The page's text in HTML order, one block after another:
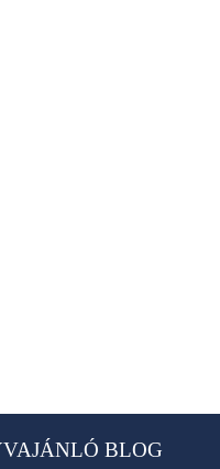
BLOG